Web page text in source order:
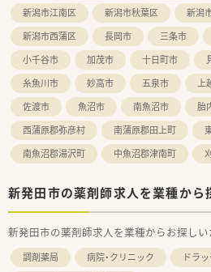
【やりがい/おすすめポイント】
■大手企業でありながら地域密着
ため、顔馴染みの患者さまから直
を実感できます。
■認定薬剤師の取得支援やe-
実しており、働きながら常に最新
も魅力です。
■LTD保険への加入や確定拠出年金
の備えに対するサポートが手厚い
集中できます。
新潟市江南区
新潟市秋葉区 新潟
新潟市西蒲区
長岡市 三条市
小千谷市
加茂市 十日町市
糸魚川市
妙高市 五泉市 上
佐渡市
魚沼市 南魚沼市 胎
西蒲原郡弥彦村
南蒲原郡田上町
南魚沼郡湯沢町
中魚沼郡津南町
新発田市の薬剤師求人を業種から
新発田市の薬剤師求人を業種からお探しい
調剤薬局 病院・クリニック
ドラ